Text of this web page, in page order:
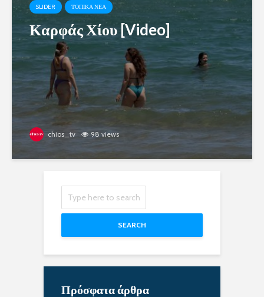
SLIDER ΤΟΠΙΚΑ ΝΕΑ
Καρφάς Χίου [Video]
chios_tv 98 views
SEARCH
Πρόσφατα άρθρα